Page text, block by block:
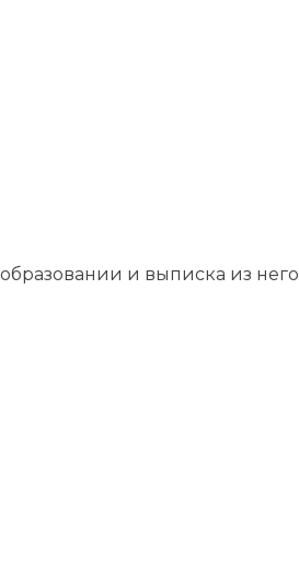
и выписка из него